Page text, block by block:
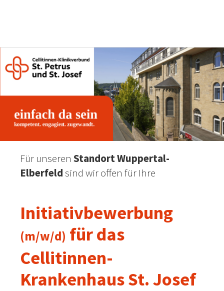
Für unseren Standort Wuppertal-
Elberfeldsind wir offen für Ihre
Initiativbewerbung
(m/w/d) für das
Cellitinnen-
Krankenhaus St. Josef